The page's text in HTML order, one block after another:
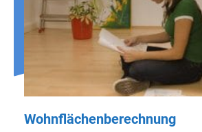
Wohnflächenberechnung